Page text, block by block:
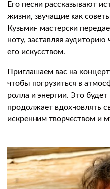
Его песни рассказывают
жизни, звучащие как
Кузьмин мастерски
ноту, заставляя аудиторию
его искусством.
Приглашаем вас на
чтобы погрузиться в
ролла и энергии. Это будет
продолжает вдохновлять
искренним творчеством и